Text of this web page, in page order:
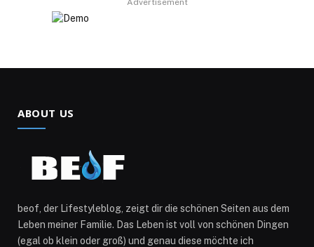
ABOUT US
beof, der Lifestyleblog, zeigt dir die schönen Seiten aus dem
Leben meiner Familie. Das Leben ist voll von schönen Dingen
(egal ob klein oder groß) und genau diese möchte ich